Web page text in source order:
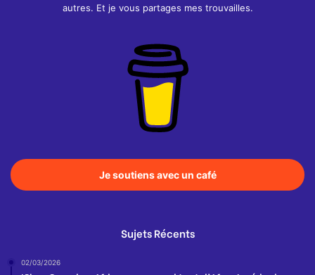
autres. Et je vous partages mes trouvailles.
Je soutiens avec un café
Sujets Récents
02/03/2026